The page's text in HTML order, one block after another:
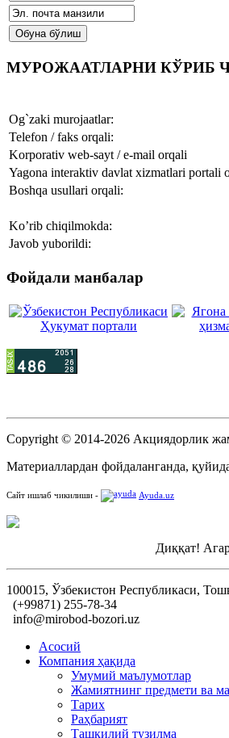
МУРОЖААТЛАРНИ КЎРИБ
Og`zaki murojaatlar:
Telefon / faks orqali:
Korporativ web-sayt / e-mail orqali
Yagona interaktiv davlat xizmatlari portali
Boshqa usullari orqali:
Ko’rib chiqilmokda:
Javob yuborildi:
Фойдали манбалар
Copyright © 2014-2026 Акциядорлик
Материаллардан фойдаланганда,
Сайт ишлаб чикилиши - Ayuda.uz
Диққат!
100015, Ўзбекистон Республикаси,
(+99871) 255-78-34
info@mirobod-bozori.uz
Асосий
Компания ҳақида
Умумий маълумотлар
Жамиятнинг предмети ва
Тарих
Раҳбарият
Ташкилий тузилма